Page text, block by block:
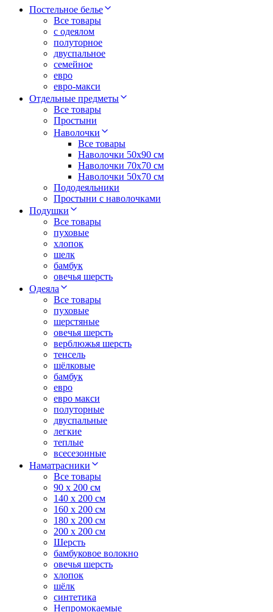
Постельное белье
Все товары
с одеялом
полуторное
двуспальное
семейное
евро
евро-макси
Отдельные предметы
Все товары
Простыни
Наволочки
Все товары
Наволочки 50x90 см
Наволочки 70x70 cм
Наволочки 50х70 см
Пододеяльники
Простыни с наволочками
Подушки
Все товары
пуховые
хлопок
шелк
бамбук
овечья шерсть
Одеяла
Все товары
пуховые
шерстяные
овечья шерсть
верблюжья шерсть
тенсель
шёлковые
бамбук
евро
евро макси
полуторные
двуспальные
легкие
теплые
всесезонные
Наматрасники
Все товары
90 x 200 см
140 x 200 см
160 x 200 см
180 x 200 см
200 x 200 см
Шерсть
бамбуковое волокно
овечья шерсть
хлопок
шёлк
синтетика
Непромокаемые